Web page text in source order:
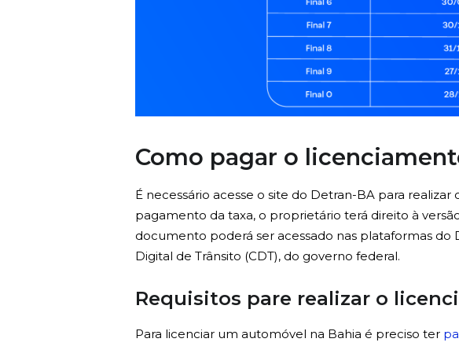
Como pagar o
É necessário acesse o site do Detran-BA para realizar
pagamento da taxa, o proprietário terá direito à
documento poderá ser acessado nas plataformas do
Digital de Trânsito (CDT), do governo federal.
Requisitos pare realizar o
Para licenciar um automóvel na Bahia é preciso ter